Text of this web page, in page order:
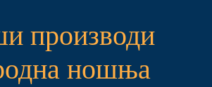
производи
ношња